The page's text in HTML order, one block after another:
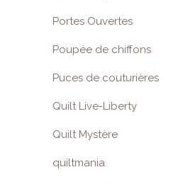
Portes Ouvertes
Poupée de chiffons
Puces de couturières
Quilt Live-Liberty
Quilt Mystère
quiltmania